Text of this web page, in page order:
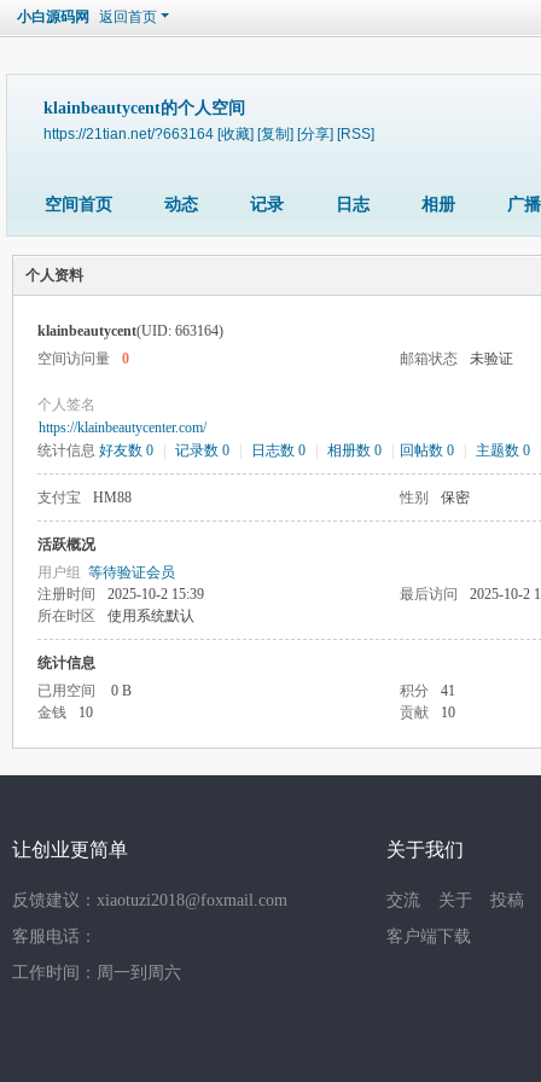
小白源码网 返回首页
klainbeautycent的个人空间
https://21tian.net/?663164 [收藏] [复制] [分享] [RSS]
空间首页 动态 记录 日志 相册 广播
个人资料
klainbeautycent(UID: 663164)
空间访问量
0 邮箱状态 未验证
个人签名
https://klainbeautycenter.com/
统计信息 好友数 0 记录数 0 日志数 0 相册数 0 回帖数 0 主题数 0
支付宝 HM88 性别 保密
活跃概况
用户组 等待验证会员
注册时间
2025-10-2 15:39 最后访问
2025-10-2
所在时区
使用系统默认
统计信息
已用空间
0 B 积分
41
金钱
10 贡献 10
让创业更简单
反馈建议：xiaotuzi2018@foxmail.com
客服电话：
工作时间：周一到周六
关于我们
交流 关于
投稿
客户端下载